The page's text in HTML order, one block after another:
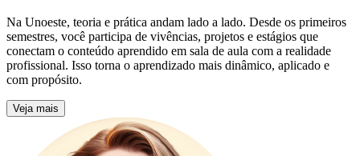
Na Unoeste, teoria e prática andam lado a lado. Desde os primeiros
semestres, você participa de vivências, projetos e estágios que
conectam o conteúdo aprendido em sala de aula com a realidade
profissional. Isso torna o aprendizado mais dinâmico, aplicado e
com propósito.
Veja mais